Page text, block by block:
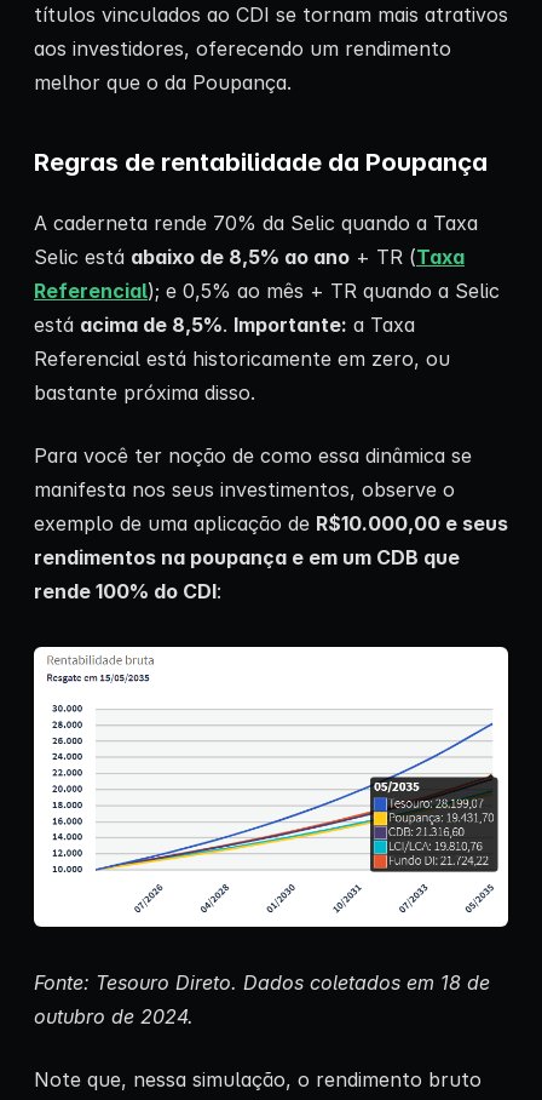
títulos vinculados ao CDI se tornam mais atrativos
aos investidores, oferecendo um rendimento
melhor que o da Poupança.
Regras de rentabilidade da Poupança
A caderneta rende 70% da Selic quando a Taxa
Selic está abaixo de 8,5% ao ano + TR (Taxa
Referencial); e 0,5% ao mês + TR quando a Selic
está acima de 8,5%. Importante: a Taxa
Referencial está historicamente em zero, ou
bastante próxima disso.
Para você ter noção de como essa dinâmica se
manifesta nos seus investimentos, observe o
exemplo de uma aplicação de R$10.000,00 e seus
rendimentos na poupança e em um CDB que
rende 100% do CDI:
Fonte: Tesouro Direto. Dados coletados em 18 de
outubro de 2024.
Note que, nessa simulação, o rendimento bruto